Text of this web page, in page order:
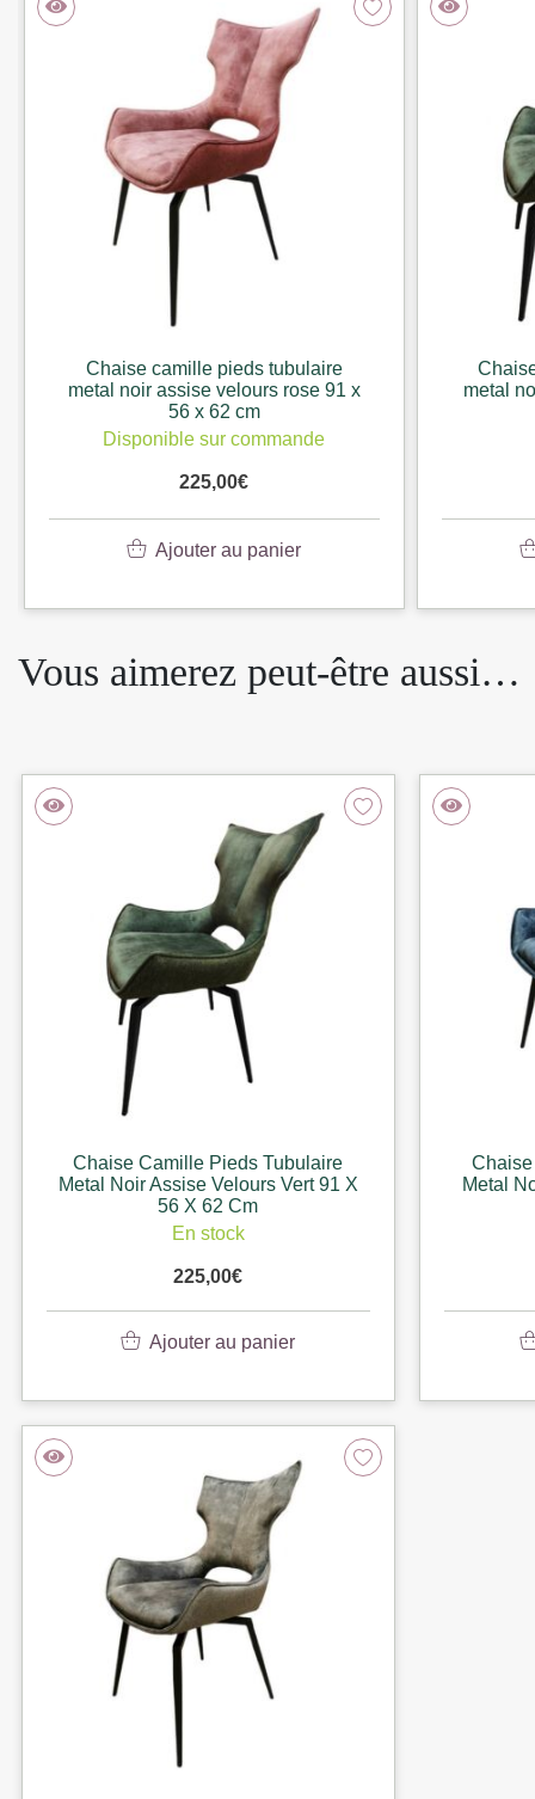
Chaise camille pieds tubulaire
metal noir assise velours rose 91 x
56 x 62 cm
Disponible sur commande
225,00€
Ajouter au panier
metal
Vous aimerez peut-être aussi…
Chaise Camille Pieds Tubulaire
Metal Noir Assise Velours Vert 91 X
56 X 62 Cm
En stock
225,00€
Ajouter au panier
Metal